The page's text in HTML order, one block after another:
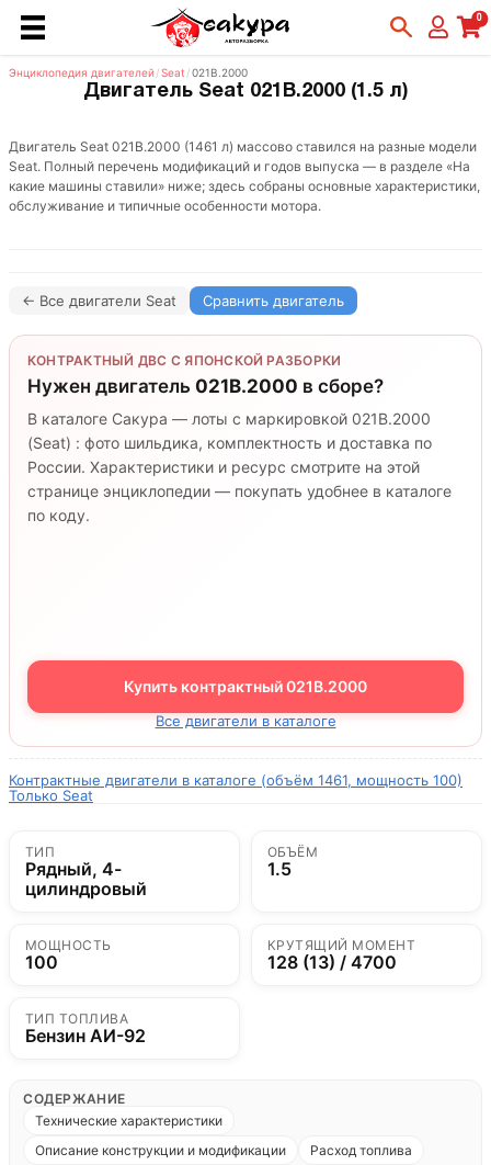
0
Энциклопедия двигателей/Seat /021B.2000
Двигатель Seat 021B.2000 (1.5 л)
Двигатель Seat 021B.2000 (1461 л) массово ставился на разные модели
Seat. Полный перечень модификаций и годов выпуска — в разделе «На
какие машины ставили» ниже; здесь собраны основные характеристики,
обслуживание и типичные особенности мотора.
← Все двигатели Seat Сравнить двигатель
КОНТРАКТНЫЙ ДВС С ЯПОНСКОЙ РАЗБОРКИ
Нужен двигатель 021B.2000 в сборе?
В каталоге Сакура — лоты с маркировкой 021B.2000
(Seat) : фото шильдика, комплектность и доставка по
России. Характеристики и ресурс смотрите на этой
странице энциклопедии — покупать удобнее в каталоге
по коду.
Купить контрактный 021B.2000
Все двигатели в каталоге
Контрактные двигатели в каталоге (объём 1461, мощность 100)
Только Seat
ТИП
Рядный, 4-
цилиндровый
ОБЪЁМ
1.5
МОЩНОСТЬ
100
КРУТЯЩИЙ МОМЕНТ
128 (13) / 4700
ТИП ТОПЛИВА
Бензин АИ-92
СОДЕРЖАНИЕ
Технические характеристики
Описание конструкции и модификации
Расход топлива